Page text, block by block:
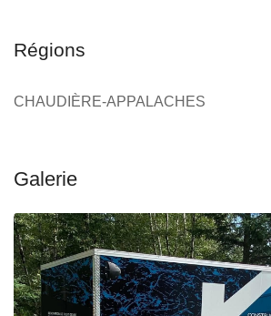
Régions
CHAUDIÈRE-APPALACHES